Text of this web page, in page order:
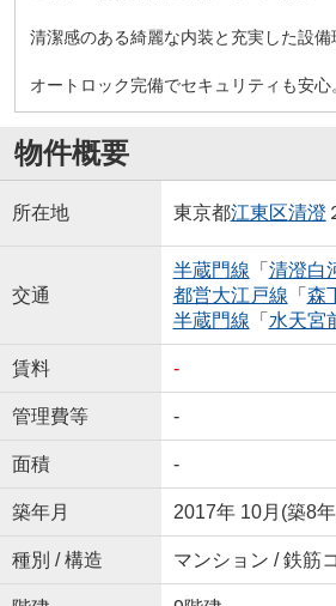
清潔感のある綺麗な内装と充実した設備
オートロック完備でセキュリティも安心
物件概要
所在地 東京都江東区清澄
交通
半蔵門線 「 清澄白
都営大江戸線 「 森
半蔵門線 「 水天宮
賃料 -
管理費等 -
面積 -
築年月 2017年 10月(築8
種別 / 構造 マンション / 鉄筋